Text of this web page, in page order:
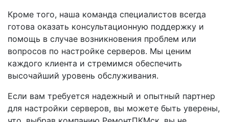
Кроме того, наша команда специалистов всегда
готова оказать консультационную поддержку и
помощь в случае возникновения проблем или
вопросов по настройке серверов. Мы ценим
каждого клиента и стремимся обеспечить
высочайший уровень обслуживания.
Если вам требуется надежный и опытный партнер
для настройки серверов, вы можете быть уверены,